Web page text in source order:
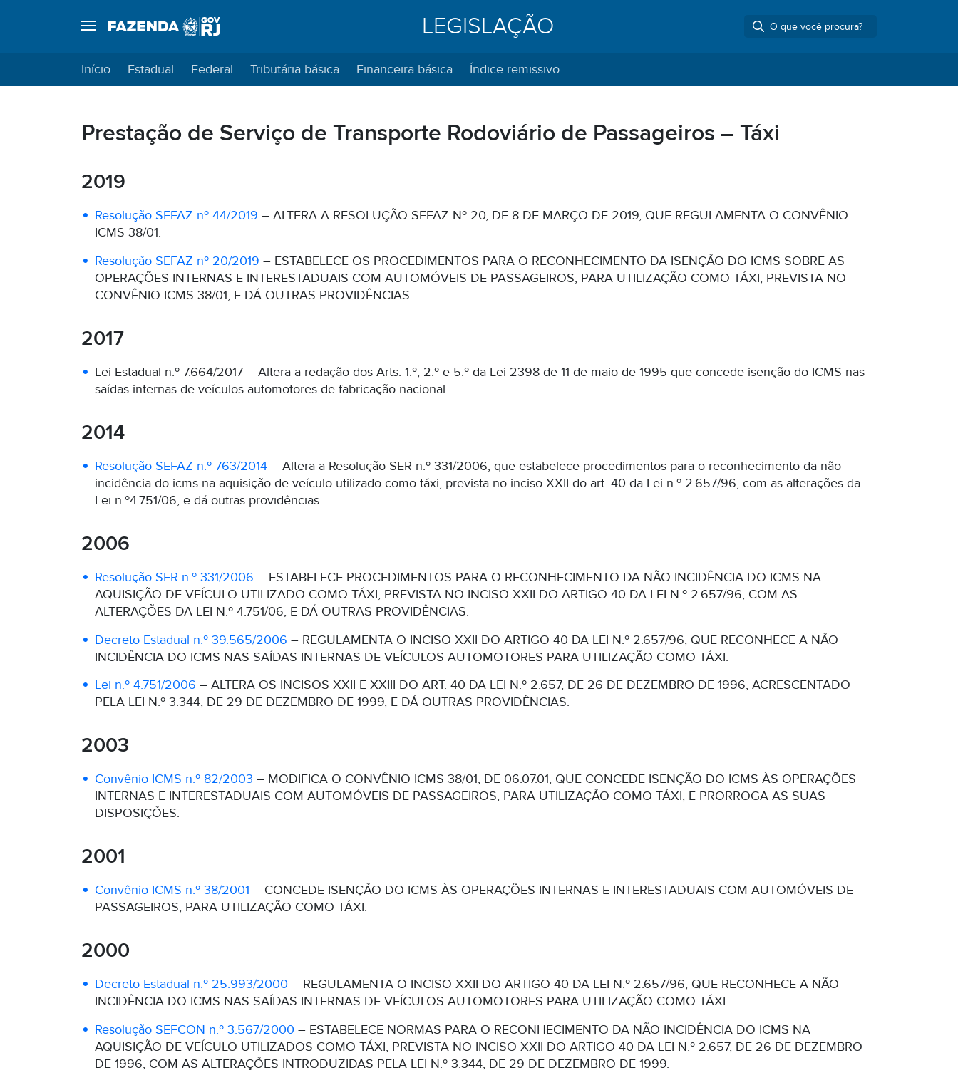
LEGISLAÇÃO
Início Estadual Federal Tributária básica Financeira básica Índice remissivo
Prestação de Serviço de Transporte Rodoviário de Passageiros – Táxi
2019
Resolução SEFAZ nº 44/2019 – ALTERA A RESOLUÇÃO SEFAZ Nº 20, DE 8 DE MARÇO DE 2019, QUE REGULAMENTA O CONVÊNIO
ICMS 38/01.
Resolução SEFAZ nº 20/2019 – ESTABELECE OS PROCEDIMENTOS PARA O RECONHECIMENTO DA ISENÇÃO DO ICMS SOBRE AS
OPERAÇÕES INTERNAS E INTERESTADUAIS COM AUTOMÓVEIS DE PASSAGEIROS, PARA UTILIZAÇÃO COMO TÁXI, PREVISTA NO
CONVÊNIO ICMS 38/01, E DÁ OUTRAS PROVIDÊNCIAS.
2017
Lei Estadual n.º 7.664/2017 – Altera a redação dos Arts. 1.º, 2.º e 5.º da Lei 2398 de 11 de maio de 1995 que concede isenção do ICMS nas
saídas internas de veículos automotores de fabricação nacional.
2014
Resolução SEFAZ n.º 763/2014 – Altera a Resolução SER n.º 331/2006, que estabelece procedimentos para o reconhecimento da não
incidência do icms na aquisição de veículo utilizado como táxi, prevista no inciso XXII do art. 40 da Lei n.º 2.657/96, com as alterações da
Lei n.º4.751/06, e dá outras providências.
2006
Resolução SER n.º 331/2006 – ESTABELECE PROCEDIMENTOS PARA O RECONHECIMENTO DA NÃO INCIDÊNCIA DO ICMS NA
AQUISIÇÃO DE VEÍCULO UTILIZADO COMO TÁXI, PREVISTA NO INCISO XXII DO ARTIGO 40 DA LEI N.º 2.657/96, COM AS
ALTERAÇÕES DA LEI N.º 4.751/06, E DÁ OUTRAS PROVIDÊNCIAS.
Decreto Estadual n.º 39.565/2006 – REGULAMENTA O INCISO XXII DO ARTIGO 40 DA LEI N.º 2.657/96, QUE RECONHECE A NÃO
INCIDÊNCIA DO ICMS NAS SAÍDAS INTERNAS DE VEÍCULOS AUTOMOTORES PARA UTILIZAÇÃO COMO TÁXI.
Lei n.º 4.751/2006 – ALTERA OS INCISOS XXII E XXIII DO ART. 40 DA LEI N.º 2.657, DE 26 DE DEZEMBRO DE 1996, ACRESCENTADO
PELA LEI N.º 3.344, DE 29 DE DEZEMBRO DE 1999, E DÁ OUTRAS PROVIDÊNCIAS.
2003
Convênio ICMS n.º 82/2003 – MODIFICA O CONVÊNIO ICMS 38/01, DE 06.07.01, QUE CONCEDE ISENÇÃO DO ICMS ÀS OPERAÇÕES
INTERNAS E INTERESTADUAIS COM AUTOMÓVEIS DE PASSAGEIROS, PARA UTILIZAÇÃO COMO TÁXI, E PRORROGA AS SUAS
DISPOSIÇÕES.
2001
Convênio ICMS n.º 38/2001 – CONCEDE ISENÇÃO DO ICMS ÀS OPERAÇÕES INTERNAS E INTERESTADUAIS COM AUTOMÓVEIS DE
PASSAGEIROS, PARA UTILIZAÇÃO COMO TÁXI.
2000
Decreto Estadual n.º 25.993/2000 – REGULAMENTA O INCISO XXII DO ARTIGO 40 DA LEI N.º 2.657/96, QUE RECONHECE A NÃO
INCIDÊNCIA DO ICMS NAS SAÍDAS INTERNAS DE VEÍCULOS AUTOMOTORES PARA UTILIZAÇÃO COMO TÁXI.
Resolução SEFCON n.º 3.567/2000 – ESTABELECE NORMAS PARA O RECONHECIMENTO DA NÃO INCIDÊNCIA DO ICMS NA
AQUISIÇÃO DE VEÍCULO UTILIZADOS COMO TÁXI, PREVISTA NO INCISO XXII DO ARTIGO 40 DA LEI N.º 2.657, DE 26 DE DEZEMBRO
DE 1996, COM AS ALTERAÇÕES INTRODUZIDAS PELA LEI N.º 3.344, DE 29 DE DEZEMBRO DE 1999.